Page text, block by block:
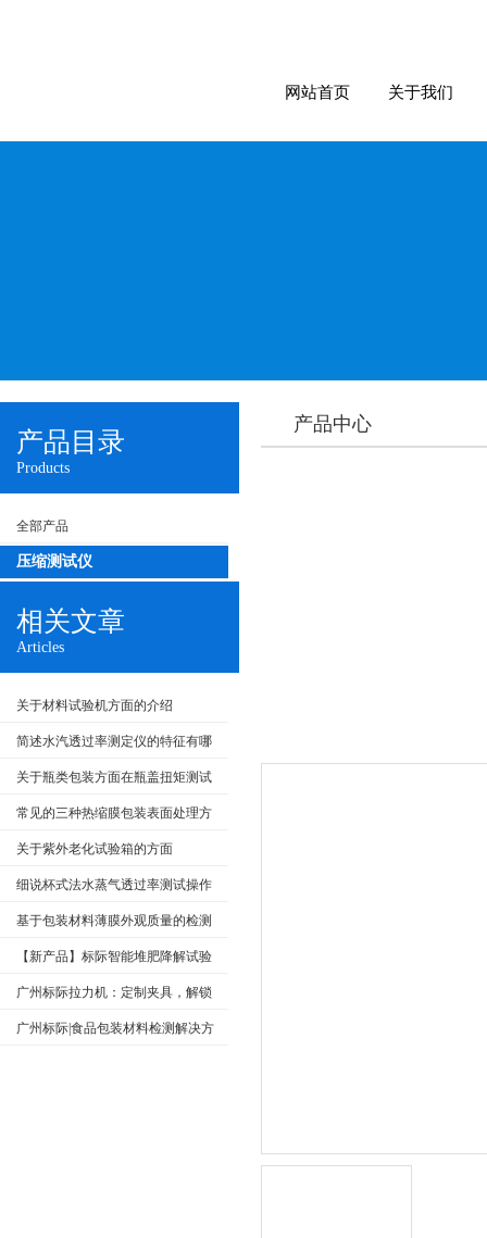
网站首页 关于我们
产品目录
Products
全部产品
压缩测试仪
相关文章
Articles
关于材料试验机方面的介绍
简述水汽透过率测定仪的特征有哪
关于瓶类包装方面在瓶盖扭矩测试
上的使用说明
常见的三种热缩膜包装表面处理方
关于紫外老化试验箱的方面
细说杯式法水蒸气透过率测试操作
基于包装材料薄膜外观质量的检测
【新产品】标际智能堆肥降解试验
仪GBDA-180
广州标际拉力机：定制夹具，解锁
无限测试可能
广州标际|食品包装材料检测解决方
产品中心